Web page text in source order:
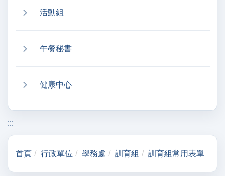
活動組
午餐秘書
健康中心
:::
首頁 行政單位 學務處 訓育組 訓育組常用表單